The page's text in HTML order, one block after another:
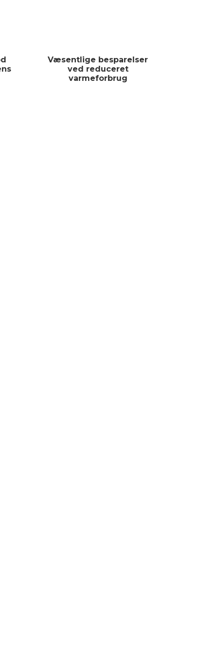
Væsentlige besparelser
ved reduceret
varmeforbrug